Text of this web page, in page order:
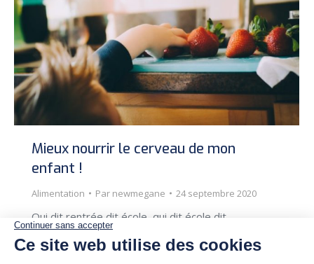
Mieux nourrir le cerveau de mon
enfant !
Alimentation Par newmegane 24 septembre 2020
Qui dit rentrée dit école, qui dit école dit
concentration… Oui mais que vient faire
l’alimentation dans tout ça me direz-vous?